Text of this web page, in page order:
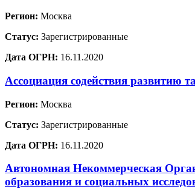
Регион: Москва
Статус: Зарегистрированные
Дата ОГРН: 16.11.2020
Ассоциация содействия развитию
Регион: Москва
Статус: Зарегистрированные
Дата ОГРН: 16.11.2020
Автономная Некоммерческая
образования и социальных